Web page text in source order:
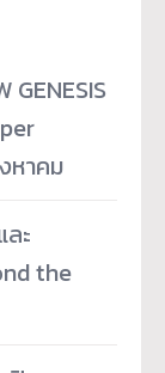
GENESIS
หาคม
ะ
the